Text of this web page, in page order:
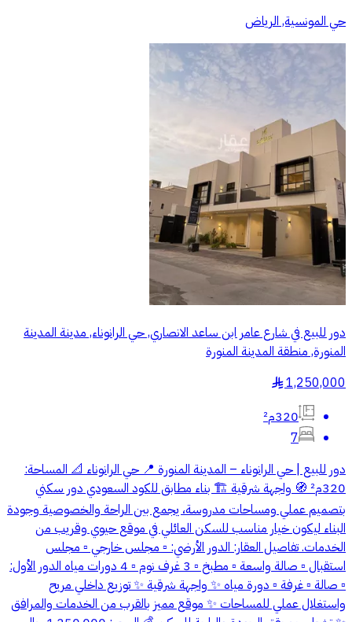
حي المونسية, الرياض
دور للبيع في شارع عامر ابن ساعد الانصاري, حي الرانوناء, مدينة المدينة
المنورة, منطقة المدينة المنورة
1,250,000
§
320م²
7
دور للبيع | حي الرانوناء – المدينة المنورة 📍 حي الرانوناء 📐 المساحة:
320م² 🧭 واجهة شرقية 🏗️ بناء مطابق للكود السعودي دور سكني
بتصميم عملي ومساحات مدروسة، يجمع بين الراحة والخصوصية وجودة
البناء ليكون خيار مناسب للسكن العائلي في موقع حيوي وقريب من
الخدمات. تفاصيل العقار: الدور الأرضي: ▫️ مجلس خارجي ▫️ مجلس
استقبال ▫️ صالة واسعة ▫️ مطبخ ▫️ 3 غرف نوم ▫️ 4 دورات مياه الدور الأول:
▫️ صالة ▫️ غرفة ▫️ دورة مياه ✨ واجهة شرقية ✨ توزيع داخلي مريح
واستغلال عملي للمساحات ✨ موقع مميز بالقرب من الخدمات والمرافق